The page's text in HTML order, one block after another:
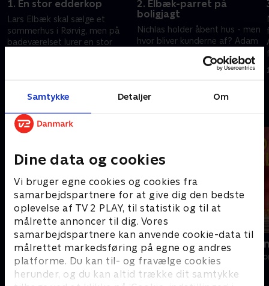
Samtykke Detaljer Om
Dine data og cookies
Vi bruger egne cookies og cookies fra
samarbejdspartnere for at give dig den bedste
oplevelse af TV 2 PLAY, til statistik og til at
målrette annoncer til dig. Vores
samarbejdspartnere kan anvende cookie-data til
målrettet markedsføring på egne og andres
platforme. Du kan til- og fravælge cookies
herunder, og du kan altid trække dit samtykke
1. En stor edderkop
Lars Elbæk skal sælge et
sommerhus i Rørvig, men på
badeværelset lurer en stor
2. Elbæk-parret på
boligjagt
Nichlas holder åbent hus - men
hvor bliver kunderne af? Adam
strandvejsvilla til Lars og
3. februar 2021 • 30 min
Andre så også
Beliggenhed, beliggenhed,
beliggenhed
Livsstil • 18 sæsoner
Linde på
Livsstil • 5